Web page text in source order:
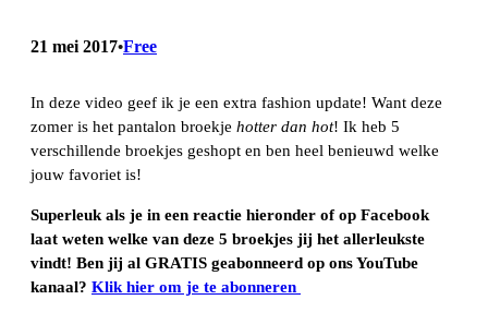
21 mei 2017•Free
In deze video geef ik je een extra fashion update! Want deze
zomer is het pantalon broekje hotter dan hot! Ik heb 5
verschillende broekjes geshopt en ben heel benieuwd welke
jouw favoriet is!
Superleuk als je in een reactie hieronder of op Facebook
laat weten welke van deze 5 broekjes jij het allerleukste
vindt! Ben jij al GRATIS geabonneerd op ons YouTube
kanaal? Klik hier om je te abonneren